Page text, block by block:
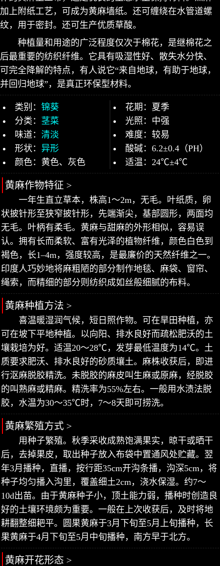
加上附纸工艺，可成为黄麻墙纸。还可缠绕在水管道螺
纹，用于密封。还可生产优质草酸。
种植量和用途的广泛程度仅次于棉花，是继棉花之
后最重要的纺织纤维。它具有吸湿性好、散失水分快、
可完全降解的特点，有人说它“来自地球，有助于地球，
并回归地球”，是真正环保型材料。
类别： 锦葵
分类： 茎菜
味道： 清淡
形状： 异形
颜色：黄色、灰色
花期：夏季
光照：中强
难度：较易
酸碱：6.2±0.4（PH）
适温：24℃±4℃
黄麻作物特征 >
一年生直立草本，株高1～2m，无毛。叶纸质，卵
状披针形至狭窄披针形，先端渐尖，基部圆形，两面均
无毛。叶柄有柔毛。黄麻与甜麻的外形相似，容易误
认。拥有长而柔软、富有光泽的植物纤维，颜色白色到
褐色，长1–4m，强度较高，是最廉价的天然纤维之一。
印度人巧妙地将麻粗陋的部分制作地毯、麻袋、窗帘、
绳索，而精细的部分则纺织成如丝般细腻的布料。
黄麻种植方法 >
喜温暖湿润气候，短日照作物。可在旱田种植，亦
可在坡下平地种植。以向阳、排水良好而疏松肥沃的土
壤栽培为好。适温20～28℃，发芽最低温度为14℃。土
质要求肥沃、排水良好的砂质壤土。麻株收获后，即进
行沤麻脱胶精洗。未脱胶的麻皮叫生麻或原麻，经脱胶
的叫熟麻或精麻。精洗率为55%左右。一般用水渍法脱
胶，水温为30～35℃时，7～8天即可捞洗。
黄麻繁殖方式 >
用种子繁殖。秋季采收成熟饱满果实，晾干或晒干
后，去掉果皮，取出种子放入布袋中置通风处贮藏。翌
年3月播种，直播，按行距35cm开沟条播，沟深5cm，将
种子均匀播入沟里，覆盖细土2cm，浇水保湿。约7～
10d出苗。由于黄麻种子小，顶土能力弱，播种时创造良
好的土壤环境颇为重要。一般在上次收获后，及时将地
耕翻整细耙平。圆果黄麻于3月下旬至5月上旬播种，长
果黄麻于4月下旬至5月中旬播种，南方早于北方。
黄麻开花形态 >